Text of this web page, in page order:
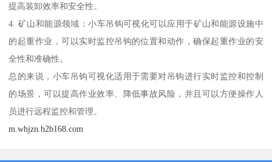
提高装卸效率和安全性。
4. 矿山和能源领域：小车吊钩可视化可以应用于矿山和能源设施中
的起重作业，可以实时监控吊钩的位置和动作，确保起重作业的安
全性和准确性。
总的来说，小车吊钩可视化适用于需要对吊钩进行实时监控和控制
的场景，可以提高作业效率、降低事故风险，并且可以方便操作人
员进行远程监控和管理。
m.whjzn.b2b168.com